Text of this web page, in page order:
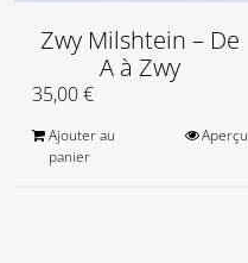
Zwy Milshtein – De
A à Zwy
35,00€
Ajouter au
panier
Aperçu